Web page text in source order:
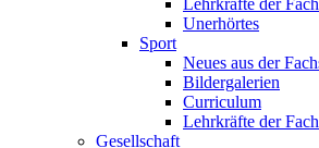
Unerhörtes
Sport
Neues aus der
Bildergalerien
Curriculum
Lehrkräfte der
Gesellschaft